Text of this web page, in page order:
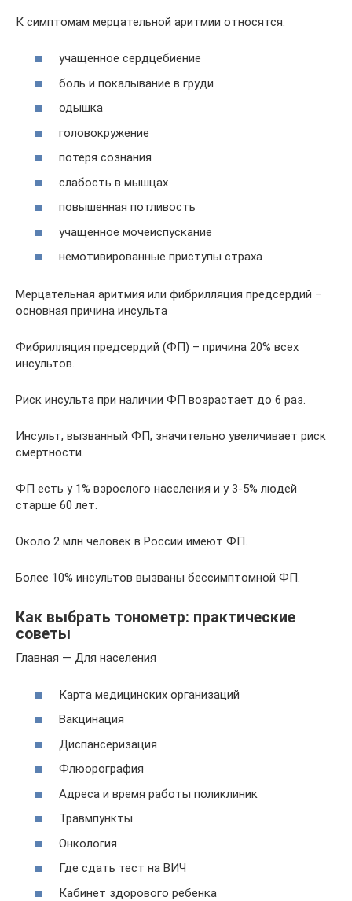
К симптомам мерцательной аритмии относятся:
учащенное сердцебиение
боль и покалывание в груди
одышка
головокружение
потеря сознания
слабость в мышцах
повышенная потливость
учащенное мочеиспускание
немотивированные приступы страха
Мерцательная аритмия или фибрилляция предсердий –
основная причина инсульта
Фибрилляция предсердий (ФП) – причина 20% всех
инсультов.
Риск инсульта при наличии ФП возрастает до 6 раз.
Инсульт, вызванный ФП, значительно увеличивает риск
смертности.
ФП есть у 1% взрослого населения и у 3-5% людей
старше 60 лет.
Около 2 млн человек в России имеют ФП.
Более 10% инсультов вызваны бессимптомной ФП.
Как выбрать тонометр: практические
советы
Главная — Для населения
Карта медицинских организаций
Вакцинация
Диспансеризация
Флюорография
Адреса и время работы поликлиник
Травмпункты
Онкология
Где сдать тест на ВИЧ
Кабинет здорового ребенка